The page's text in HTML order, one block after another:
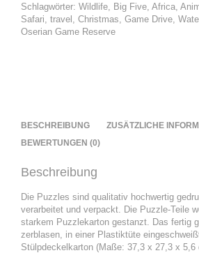
Schlagwörter: Wildlife, Big Five, Africa,
Safari, travel , Christmas, Game Drive,
Oserian Game Reserve
BESCHREIBUNG
ZUSÄTZLICHE
BEWERTUNGEN (0)
Beschreibung
Die Puzzles sind qualitativ hochwertig
verarbeitet und verpackt. Die Puzzle-Teile
starkem Puzzlekarton gestanzt. Das fertig
zerblasen, in einer Plastiktüte
Stülpdeckelkarton (Maße: 37,3 x 27,3 x 5,6